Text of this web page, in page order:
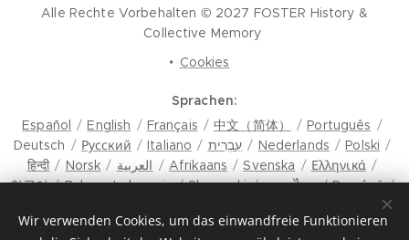
Alle Rechte Vorbehalten © 2027 FOSTER History &
Collective Memory
Cookies
Sprachen
Español
English Français 中文（简体）
Português
Deutsch
Русский Italiano עִבְרִית Nederlands
Polski
हिन्दी
Norsk العربية Afrikaans Svenska
Ελληνικά
한국어
Bahasa Indonesia Slovenski ภาษาไทย
Română
Latviešu Valoda
Türkçe Tiếng Việt 日本語
Srpski
Wir verwenden Cookies, um das einwandfreie Funktionieren